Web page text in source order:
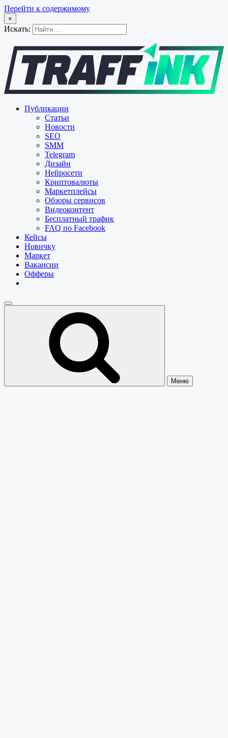
Перейти к содержимому
×
Искать:
Публикации
Статьи
Новости
SEO
SMM
Telegram
Дизайн
Нейросети
Криптовалюты
Маркетплейсы
Обзоры сервисов
Видеоконтент
Бесплатный трафик
FAQ по Facebook
Кейсы
Новичку
Маркет
Вакансии
Офферы
Меню